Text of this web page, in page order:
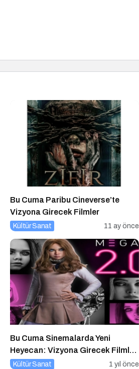
Bu Cuma Paribu Cineverse’te
Vizyona Girecek Filmler
Kültür Sanat 11 ay önce
Bu Cuma Sinemalarda Yeni
Heyecan: Vizyona Girecek Filmler
Belli Oldu
Kültür Sanat 1 yıl önce